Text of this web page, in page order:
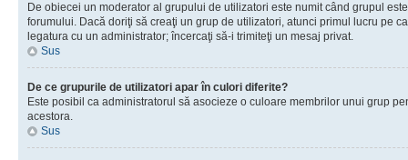
De obiecei un moderator al grupului de utilizatori este numit când grupul
forumului. Dacă doriţi să creaţi un grup de utilizatori, atunci primul lucru pe
legatura cu un administrator; încercaţi să-i trimiteţi un mesaj privat.
Sus
De ce grupurile de utilizatori apar în culori diferite?
Este posibil ca administratorul să asocieze o culoare membrilor unui grup
acestora.
Sus